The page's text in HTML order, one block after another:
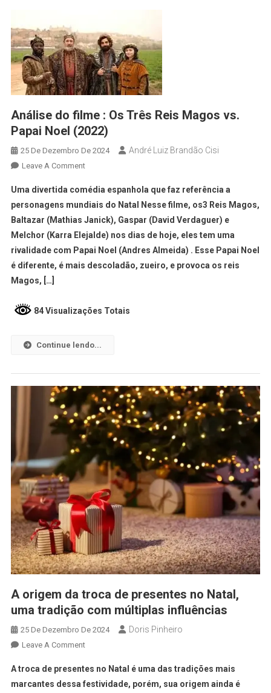
Análise do filme : Os Três Reis Magos vs.
Papai Noel (2022)
25 De Dezembro De 2024 André Luiz Brandão Cisi
Leave A Comment
Uma divertida comédia espanhola que faz referência a
personagens mundiais do Natal Nesse filme, os3 Reis Magos,
Baltazar (Mathias Janick), Gaspar (David Verdaguer) e
Melchor (Karra Elejalde) nos dias de hoje, eles tem uma
rivalidade com Papai Noel (Andres Almeida) . Esse Papai Noel
é diferente, é mais descoladão, zueiro, e provoca os reis
Magos, […]
84 Visualizações Totais
Continue lendo...
A origem da troca de presentes no Natal,
uma tradição com múltiplas influências
25 De Dezembro De 2024 Doris Pinheiro
Leave A Comment
A troca de presentes no Natal é uma das tradições mais
marcantes dessa festividade, porém, sua origem ainda é